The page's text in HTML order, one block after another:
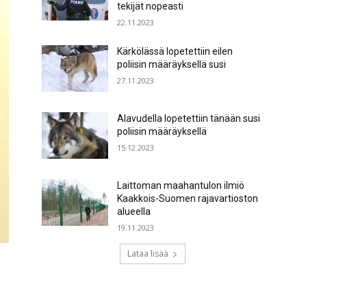
tekijät nopeasti
22.11.2023
Kärkölässä lopetettiin eilen
poliisin määräyksellä susi
27.11.2023
Alavudella lopetettiin tänään susi
poliisin määräyksellä
15.12.2023
Laittoman maahantulon ilmiö
Kaakkois-Suomen rajavartioston
alueella
19.11.2023
Lataa lisää